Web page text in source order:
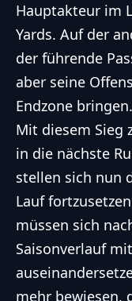
Hauptakteur im
Yards. Auf der
der führende
aber seine
Endzone bringen.
Mit diesem Sieg
in die nächste
stellen sich nun
Lauf
müssen sich
Saisonverlauf
mehr bewiesen,